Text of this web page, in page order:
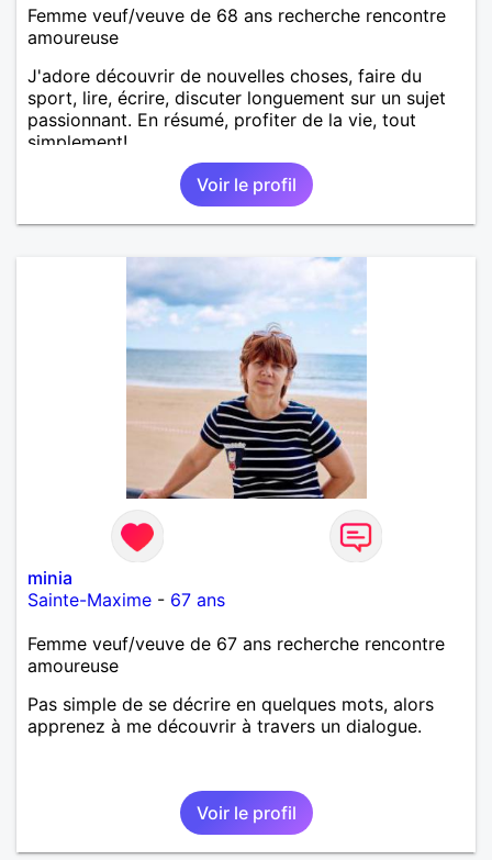
Femme veuf/veuve de 68 ans recherche rencontre
amoureuse
J'adore découvrir de nouvelles choses, faire du
sport, lire, écrire, discuter longuement sur un sujet
passionnant. En résumé, profiter de la vie, tout
simplement!
Voir le profil
minia
Sainte-Maxime - 67 ans
Femme veuf/veuve de 67 ans recherche rencontre
amoureuse
Pas simple de se décrire en quelques mots, alors
apprenez à me découvrir à travers un dialogue.
Voir le profil